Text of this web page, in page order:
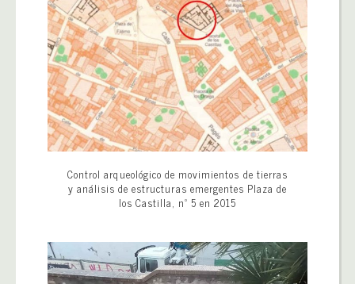
Control arqueológico de movimientos de tierras
y análisis de estructuras emergentes Plaza de
los Castilla, nº 5 en 2015